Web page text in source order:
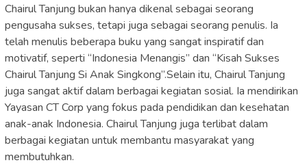
Chairul Tanjung bukan hanya dikenal sebagai seorang
pengusaha sukses, tetapi juga sebagai seorang penulis. Ia
telah menulis beberapa buku yang sangat inspiratif dan
motivatif, seperti “Indonesia Menangis” dan “Kisah Sukses
Chairul Tanjung Si Anak Singkong”.Selain itu, Chairul Tanjung
juga sangat aktif dalam berbagai kegiatan sosial. Ia mendirikan
Yayasan CT Corp yang fokus pada pendidikan dan kesehatan
anak-anak Indonesia. Chairul Tanjung juga terlibat dalam
berbagai kegiatan untuk membantu masyarakat yang
membutuhkan.